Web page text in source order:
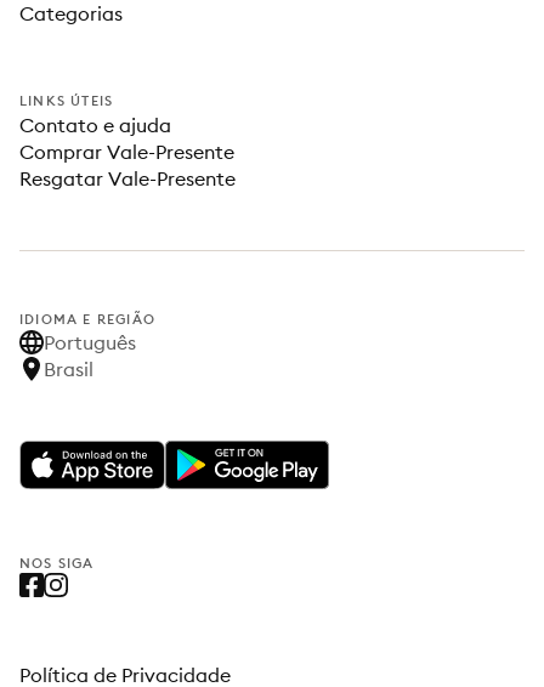
Categorias
LINKS ÚTEIS
Contato e ajuda
Comprar Vale-Presente
Resgatar Vale-Presente
IDIOMA E REGIÃO
Português
Brasil
NOS SIGA
Política de Privacidade